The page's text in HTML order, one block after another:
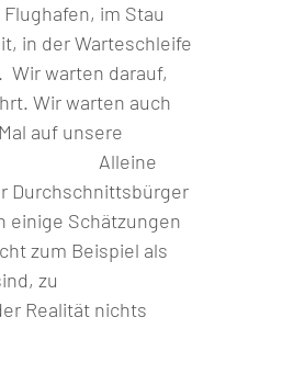
im Stau
in der Warteschleife
Wir warten darauf,
Wir warten auch
auf unsere
Alleine
Durchschnittsbürger
einige Schätzungen
zum Beispiel als
zu
Realität nichts
Augen.